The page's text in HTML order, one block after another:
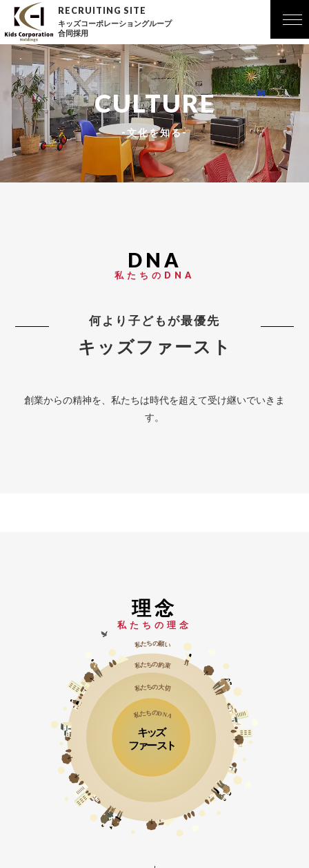
キッズコーポレーショングループ
合同採用
CULTURE
-文化を知る-
私たちのDNA
何より子どもが最優先
キッズファースト
創業からの精神を、私たちは時代を超えて受け継いでいきま
す。
私たちの理念